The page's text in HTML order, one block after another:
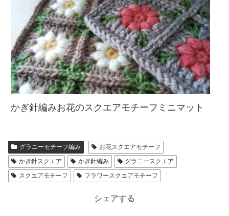
かぎ針編みお花のスクエアモチーフミニマット
グラニーモチーフ編み
お花スクエアモチーフ
かぎ針スクエア
かぎ針編み
グラニースクエア
スクエアモチーフ
フラワースクエアモチーフ
シェアする